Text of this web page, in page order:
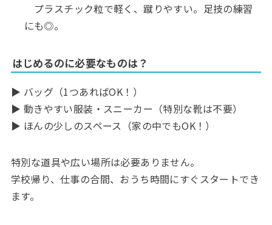
プラスチック粒で軽く、蹴りやすい。足技の練習
にも◎。
はじめるのに必要なものは？
▶︎ バッグ（1つあればOK！）
▶︎ 動きやすい服装・スニーカー（特別な靴は不要）
▶︎ ほんの少しのスペース（家の中でもOK！）
特別な道具や広い場所は必要ありません。
学校帰り、仕事の合間、おうち時間にすぐスタートでき
ます。